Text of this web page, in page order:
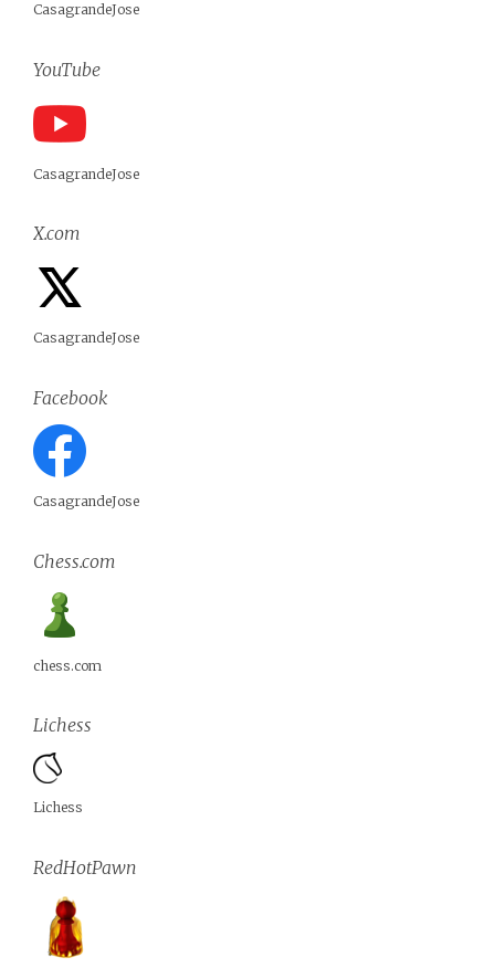
CasagrandeJose
YouTube
CasagrandeJose
X.com
CasagrandeJose
Facebook
CasagrandeJose
Chess.com
chess.com
Lichess
Lichess
RedHotPawn